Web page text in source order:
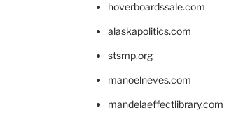
hoverboardssale.com
alaskapolitics.com
stsmp.org
manoelneves.com
mandelaeffectlibrary.com